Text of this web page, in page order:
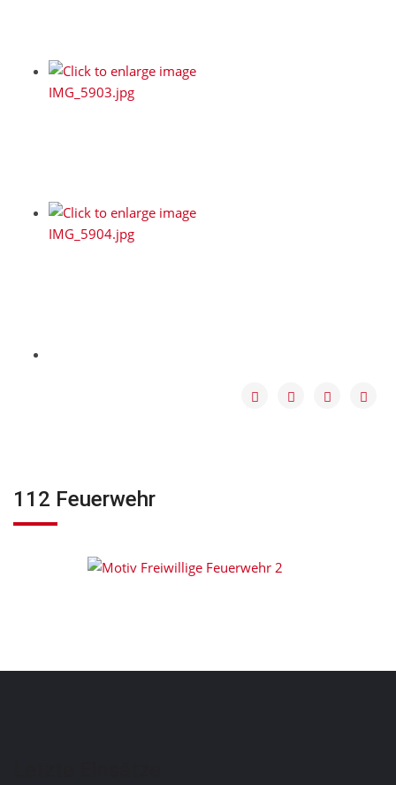
112 Feuerwehr